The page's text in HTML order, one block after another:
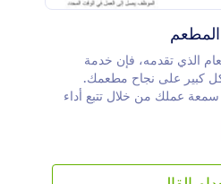
الذي تقدمه، فإن خدمة
كبير على نجاح مطعمك.
عملك من خلال تتبع أداء
تقييم موظفي المطعم المجاني.
للمشرفين بسهولة تقديم
تخزين جميع الإدخالات في حسابك الآمن على Jotform،